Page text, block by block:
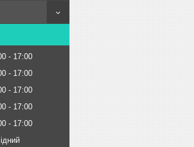
17:00
17:00
17:00
17:00
17:00